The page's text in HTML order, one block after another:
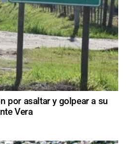
por asaltar y golpear a su
Vera